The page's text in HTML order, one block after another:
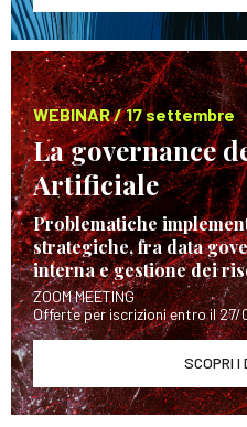
WEBINAR / 17 settembre
La governance
Artificiale
Problematiche
strategiche, fra data
interna e gestione dei
ZOOM MEETING
Offerte per iscrizioni entro il 27/
SCOPRI I